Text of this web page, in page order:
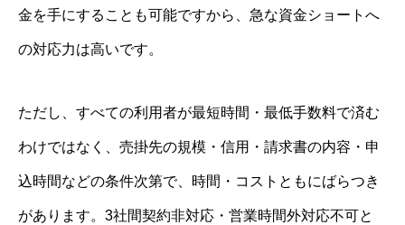
金を手にすることも可能ですから、急な資金ショートへ
の対応力は高いです。
ただし、すべての利用者が最短時間・最低手数料で済む
わけではなく、売掛先の規模・信用・請求書の内容・申
込時間などの条件次第で、時間・コストともにばらつき
があります。3社間契約非対応・営業時間外対応不可と